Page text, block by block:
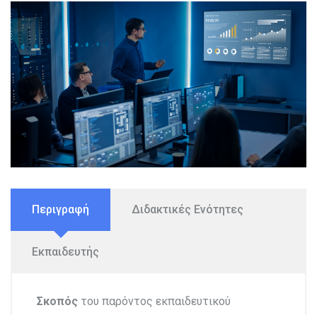
Περιγραφή Διδακτικές Ενότητες
Εκπαιδευτής
Σκοπός του παρόντος εκπαιδευτικού